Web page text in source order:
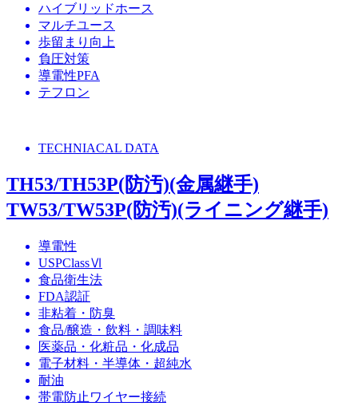
ハイブリッドホース
マルチユース
歩留まり向上
負圧対策
導電性PFA
テフロン
TECHNIACAL DATA
TH53/TH53P(防汚)(金属継手)
TW53/TW53P(防汚)(ライニング継手)
導電性
USPClassⅥ
食品衛生法
FDA認証
非粘着・防臭
食品/醸造・飲料・調味料
医薬品・化粧品・化成品
電子材料・半導体・超純水
耐油
帯電防止ワイヤー接続